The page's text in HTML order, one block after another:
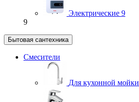
Электрические 9
9
Бытовая сантехника
Смесители
Для кухонной мойки